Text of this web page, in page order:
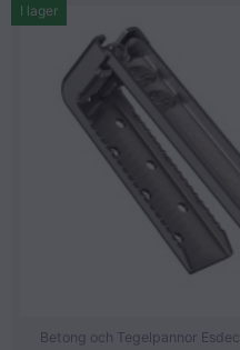
Betong och Tegelpannor Esdec
I lager